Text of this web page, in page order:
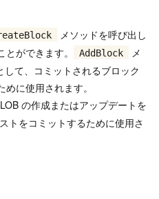
メソッドを呼び出し
ができます。
AddBlock
メ
て、コミットされるブロック
に使用されます。
の作成またはアップデートを
トをコミットするために使用さ